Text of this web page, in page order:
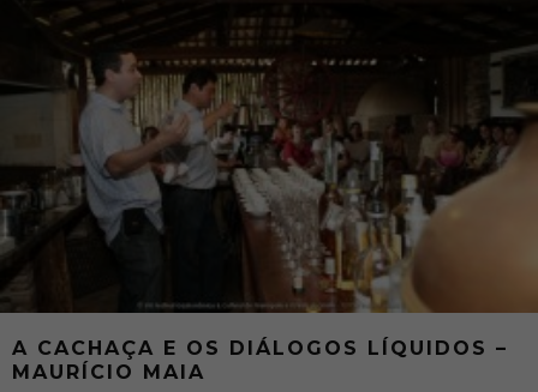
A CACHAÇA E OS DIÁLOGOS LÍQUIDOS –
MAURÍCIO MAIA